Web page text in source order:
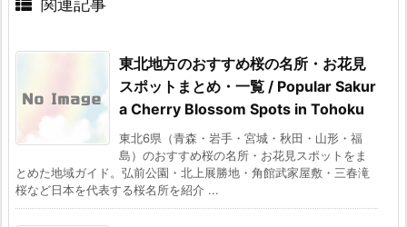
関連記事
東北地方のおすすめ桜の名所・お花見
スポットまとめ・一覧 / Popular Sakur
a Cherry Blossom Spots in Tohoku
東北6県（青森・岩手・宮城・秋田・山形・福
島）のおすすめ桜の名所・お花見スポットをま
とめた地域ガイド。弘前公園・北上展勝地・角館武家屋敷・三春滝
桜など日本を代表する桜名所を紹介 ...